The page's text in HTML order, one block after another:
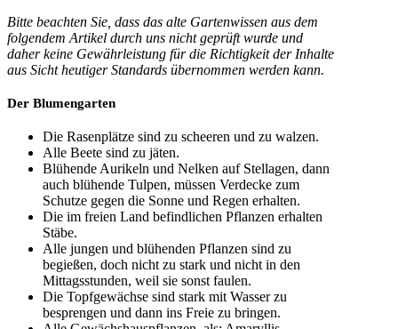
Bitte beachten Sie, dass das alte Gartenwissen aus dem
folgendem Artikel durch uns nicht geprüft wurde und
daher keine Gewährleistung für die Richtigkeit der Inhalte
aus Sicht heutiger Standards übernommen werden kann.
Der Blumengarten
Die Rasenplätze sind zu scheeren und zu walzen.
Alle Beete sind zu jäten.
Blühende Aurikeln und Nelken auf Stellagen, dann
auch blühende Tulpen, müssen Verdecke zum
Schutze gegen die Sonne und Regen erhalten.
Die im freien Land befindlichen Pflanzen erhalten
Stäbe.
Alle jungen und blühenden Pflanzen sind zu
begießen, doch nicht zu stark und nicht in den
Mittagsstunden, weil sie sonst faulen.
Die Topfgewächse sind stark mit Wasser zu
besprengen und dann ins Freie zu bringen.